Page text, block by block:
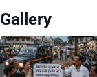
Gallery